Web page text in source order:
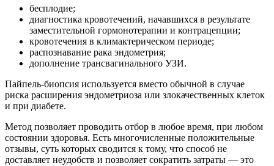
бесплодие;
диагностика кровотечений, начавшихся в результате
заместительной гормонотерапии и контрацепции;
кровотечения в климактерическом периоде;
распознавание рака эндометрия;
дополнение трансвагинального УЗИ.
Пайпель-биопсия используется вместо обычной в случае
риска расширения эндометриоза или злокачественных клеток
и при диабете.
Метод позволяет проводить отбор в любое время, при любом
состоянии здоровья. Есть многочисленные положительные
отзывы, суть которых сводится к тому, что способ не
доставляет неудобств и позволяет сократить затраты — это